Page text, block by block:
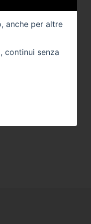
Colore Interno -
Km -32200
anche per altre
continui senza